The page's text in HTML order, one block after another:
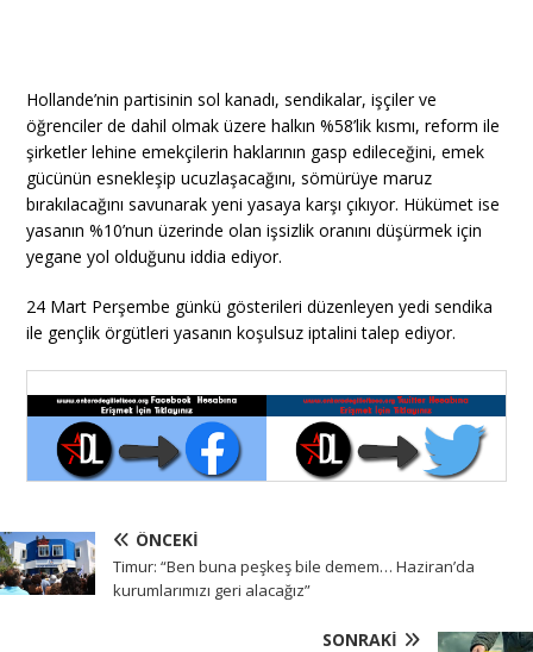
Hollande’nin partisinin sol kanadı, sendikalar, işçiler ve
öğrenciler de dahil olmak üzere halkın %58’lik kısmı, reform ile
şirketler lehine emekçilerin haklarının gasp edileceğini, emek
gücünün esnekleşip ucuzlaşacağını, sömürüye maruz
bırakılacağını savunarak yeni yasaya karşı çıkıyor. Hükümet ise
yasanın %10’nun üzerinde olan işsizlik oranını düşürmek için
yegane yol olduğunu iddia ediyor.
24 Mart Perşembe günkü gösterileri düzenleyen yedi sendika
ile gençlik örgütleri yasanın koşulsuz iptalini talep ediyor.
ÖNCEKI
Timur: “Ben buna peşkeş bile demem… Haziran’da
kurumlarımızı geri alacağız”
SONRAKI